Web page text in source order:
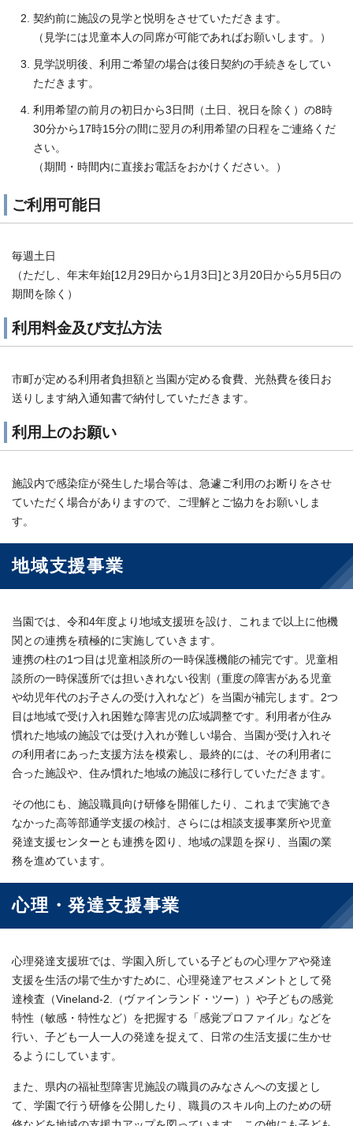
契約前に施設の見学と悦明をさせていただきます。
（見学には児童本人の同席が可能であればお願いします。）
見学説明後、利用ご希望の場合は後日契約の手続きをしてい
ただきます。
利用希望の前月の初日から3日間（土日、祝日を除く）の8時
30分から17時15分の間に翌月の利用希望の日程をご連絡くだ
さい。
（期間・時間内に直接お電話をおかけください。）
ご利用可能日
毎週土日
（ただし、年末年始[12月29日から1月3日]と3月20日から5月5日の
期間を除く）
利用料金及び支払方法
市町が定める利用者負担額と当園が定める食費、光熱費を後日お
送りします納入通知書で納付していただきます。
利用上のお願い
施設内で感染症が発生した場合等は、急遽ご利用のお断りをさせ
ていただく場合がありますので、ご理解とご協力をお願いしま
す。
地域支援事業
当園では、令和4年度より地域支援班を設け、これまで以上に他機
関との連携を積極的に実施していきます。
連携の柱の1つ目は児童相談所の一時保護機能の補完です。児童相
談所の一時保護所では担いきれない役割（重度の障害がある児童
や幼児年代のお子さんの受け入れなど）を当園が補完します。2つ
目は地域で受け入れ困難な障害児の広域調整です。利用者が住み
慣れた地域の施設では受け入れが難しい場合、当園が受け入れそ
の利用者にあった支援方法を模索し、最終的には、その利用者に
合った施設や、住み慣れた地域の施設に移行していただきます。
その他にも、施設職員向け研修を開催したり、これまで実施でき
なかった高等部通学支援の検討、さらには相談支援事業所や児童
発達支援センターとも連携を図り、地域の課題を探り、当園の業
務を進めています。
心理・発達支援事業
心理発達支援班では、学園入所している子どもの心理ケアや発達
支援を生活の場で生かすために、心理発達アセスメントとして発
達検査（Vineland-2.（ヴァインランド・ツー））や子どもの感覚
特性（敏感・特性など）を把握する「感覚プロファイル」などを
行い、子ども一人一人の発達を捉えて、日常の生活支援に生かせ
るようにしています。
また、県内の福祉型障害児施設の職員のみなさんへの支援とし
て、学園で行う研修を公開したり、職員のスキル向上のための研